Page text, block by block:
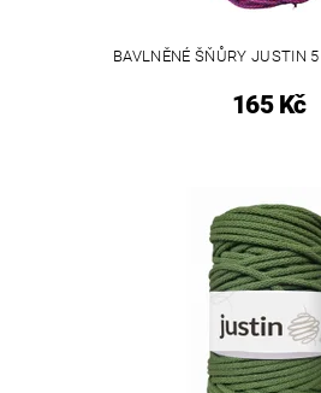
BAVLNĚNÉ ŠŇŮRY JUSTIN
165 Kč